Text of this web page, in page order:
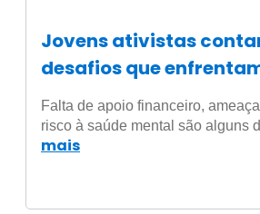
Jovens ativistas
desafios que
defender suas causas
Falta de apoio financeiro,
risco à saúde mental são alguns
mais